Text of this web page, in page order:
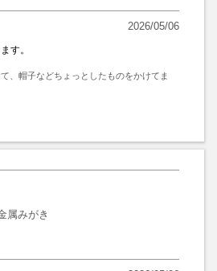
2026/05/06
す。
、帽子などちょっとしたものをかけてま
属みがき